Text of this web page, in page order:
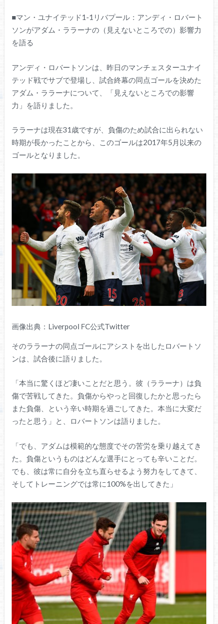
■マン・ユナイテッド1-1リバプール：アンディ・ロバート
ソンがアダム・ララーナの（見えないところでの）影響力
を語る
アンディ・ロバートソンは、昨日のマンチェスターユナイ
テッド戦でサブで登場し、試合終幕の同点ゴールを決めた
アダム・ララーナについて、「見えないところでの影響
力」を語りました。
ララーナは現在31歳ですが、負傷のため試合に出られない
時期が長かったことから、このゴールは2017年5月以来の
ゴールとなりました。
画像出典：Liverpool FC公式Twitter
そのララーナの同点ゴールにアシストを出したロバートソ
ンは、試合後に語りました。
「本当に驚くほど凄いことだと思う。彼（ララーナ）は負
傷で苦戦してきた。負傷からやっと回復したかと思ったら
また負傷、という辛い時期を過ごしてきた。本当に大変だ
ったと思う」と、ロバートソンは語りました。
「でも、アダムは模範的な態度でその苦労を乗り越えてき
た。負傷というものはどんな選手にとっても辛いことだ。
でも、彼は常に自分を立ち直らせるよう努力をしてきて、
そしてトレーニングでは常に100%を出してきた」